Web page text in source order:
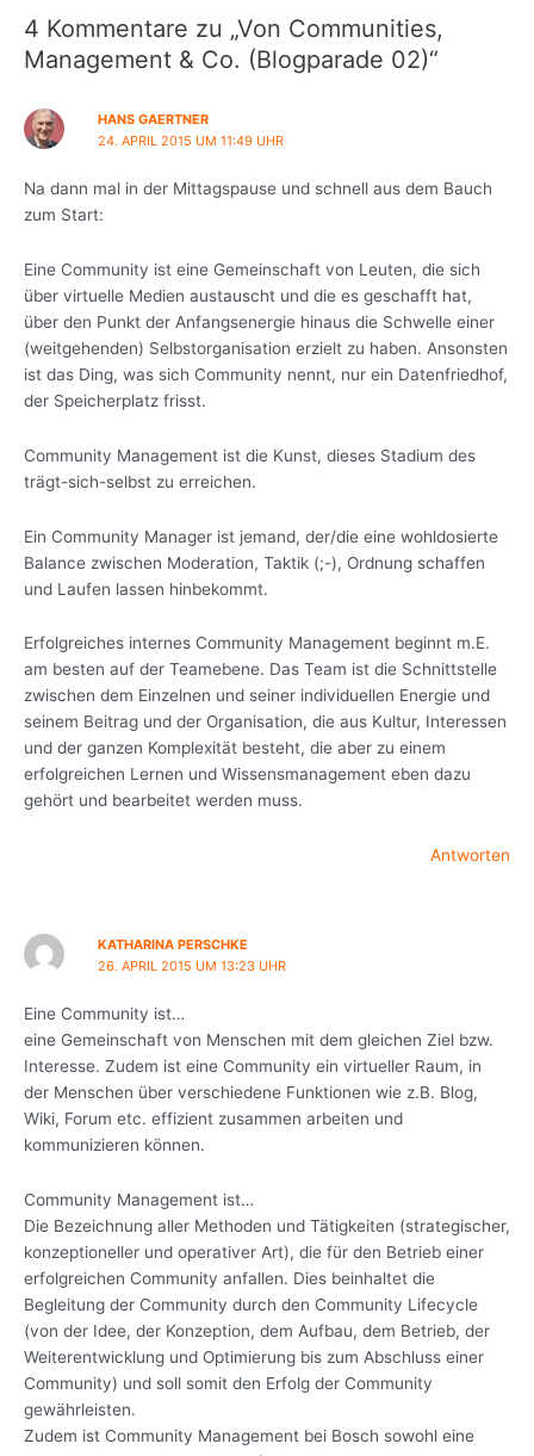
4 Kommentare zu „Von Communities,
Management & Co. (Blogparade 02)“
HANS GAERTNER
24. APRIL 2015 UM 11:49 UHR
Na dann mal in der Mittagspause und schnell aus dem Bauch
zum Start:
Eine Community ist eine Gemeinschaft von Leuten, die sich
über virtuelle Medien austauscht und die es geschafft hat,
über den Punkt der Anfangsenergie hinaus die Schwelle einer
(weitgehenden) Selbstorganisation erzielt zu haben. Ansonsten
ist das Ding, was sich Community nennt, nur ein Datenfriedhof,
der Speicherplatz frisst.
Community Management ist die Kunst, dieses Stadium des
trägt-sich-selbst zu erreichen.
Ein Community Manager ist jemand, der/die eine wohldosierte
Balance zwischen Moderation, Taktik (;-), Ordnung schaffen
und Laufen lassen hinbekommt.
Erfolgreiches internes Community Management beginnt m.E.
am besten auf der Teamebene. Das Team ist die Schnittstelle
zwischen dem Einzelnen und seiner individuellen Energie und
seinem Beitrag und der Organisation, die aus Kultur, Interessen
und der ganzen Komplexität besteht, die aber zu einem
erfolgreichen Lernen und Wissensmanagement eben dazu
gehört und bearbeitet werden muss.
Antworten
KATHARINA PERSCHKE
26. APRIL 2015 UM 13:23 UHR
Eine Community ist…
eine Gemeinschaft von Menschen mit dem gleichen Ziel bzw.
Interesse. Zudem ist eine Community ein virtueller Raum, in
der Menschen über verschiedene Funktionen wie z.B. Blog,
Wiki, Forum etc. effizient zusammen arbeiten und
kommunizieren können.
Community Management ist…
Die Bezeichnung aller Methoden und Tätigkeiten (strategischer,
konzeptioneller und operativer Art), die für den Betrieb einer
erfolgreichen Community anfallen. Dies beinhaltet die
Begleitung der Community durch den Community Lifecycle
(von der Idee, der Konzeption, dem Aufbau, dem Betrieb, der
Weiterentwicklung und Optimierung bis zum Abschluss einer
Community) und soll somit den Erfolg der Community
gewährleisten.
Zudem ist Community Management bei Bosch sowohl eine